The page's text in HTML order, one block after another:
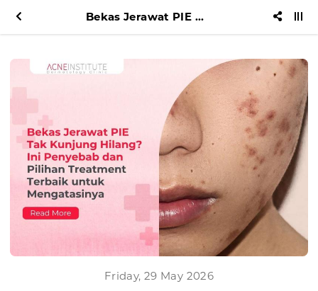
Bekas Jerawat PIE Tak Kunjung Hilang? Ini Penyebab dan Pilihan Treatment Terbaik untuk Mengatasinya
Friday, 29 May 2026